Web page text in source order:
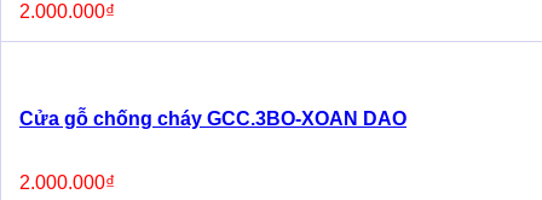
2.000.000₫
Cửa gỗ chống cháy GCC.3BO-XOAN DAO
2.000.000₫